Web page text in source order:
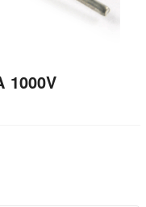
1000V